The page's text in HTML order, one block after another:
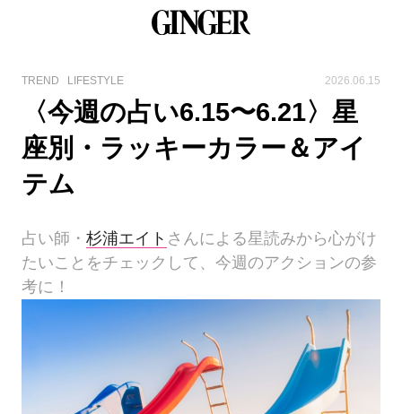
TREND LIFESTYLE 2026.06.15
〈今週の占い6.15〜6.21〉星
座別・ラッキーカラー＆アイ
テム
占い師・杉浦エイト さんによる星読みから心がけ
たいことをチェックして、今週のアクションの参
考に！